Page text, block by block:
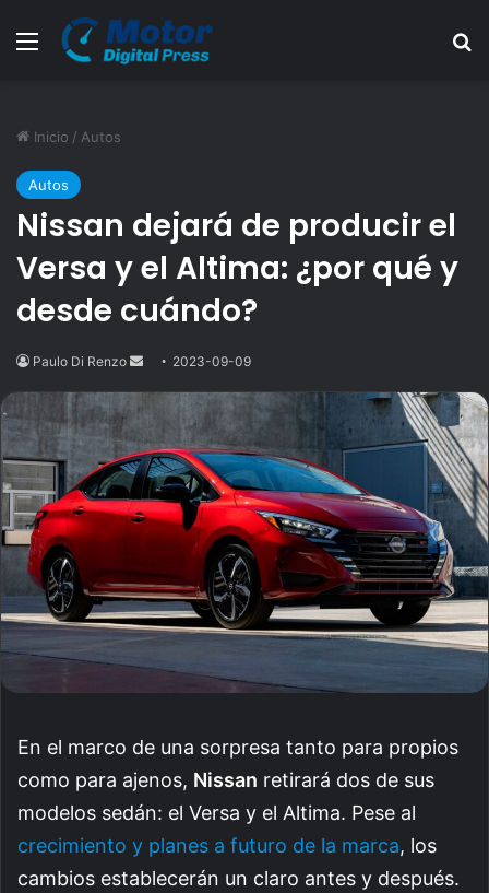
Menú
Inicio / Autos
Autos
Nissan dejará de producir el
Versa y el Altima: ¿por qué y
desde cuándo?
Paulo Di Renzo
Send
email
2023-09-09
En el marco de una sorpresa tanto para propios
como para ajenos, Nissan retirará dos de sus
modelos sedán: el Versa y el Altima. Pese al
crecimiento y planes a futuro de la marca, los
cambios establecerán un claro antes y después.